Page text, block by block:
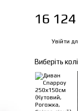
16 124
Увійти
Виберіть